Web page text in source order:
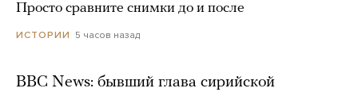
Просто сравните снимки до и после
ИСТОРИИ 5 часов назад
BBC News: бывший глава сирийской